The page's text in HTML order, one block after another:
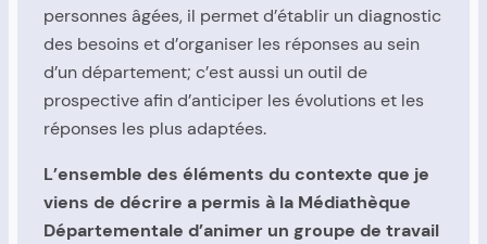
personnes âgées, il permet d’établir un diagnostic
des besoins et d’organiser les réponses au sein
d’un département; c’est aussi un outil de
prospective afin d’anticiper les évolutions et les
réponses les plus adaptées.
L’ensemble des éléments du contexte que je
viens de décrire a permis à la Médiathèque
Départementale d’animer un groupe de travail